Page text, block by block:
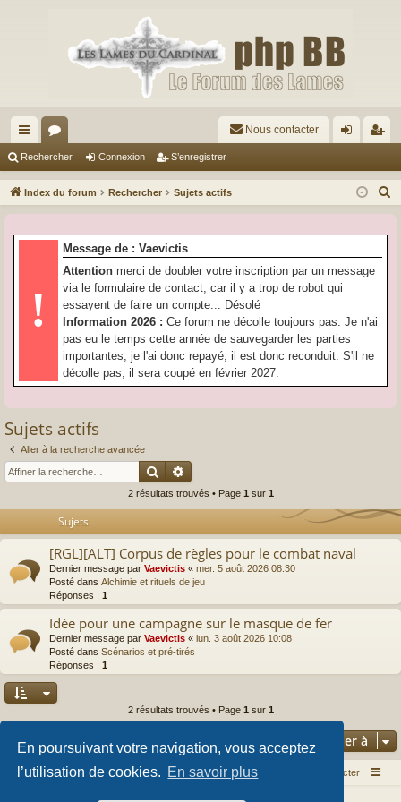
En poursuivant votre navigation, vous acceptez
l’utilisation de cookies. En savoir plus
cc
ès
pi
or
u
s
Nous contacter
ne
on
nr
ist
Rechercher Connexion S’enregistrer
Index du forum Rechercher Sujets actifs
!
Message de : Vaevictis
Attention merci de doubler votre inscription par un message
via le formulaire de contact, car il y a trop de robot qui
essayent de faire un compte... Désolé
Information 2026 : Ce forum ne décolle toujours pas. Je n'ai
pas eu le temps cette année de sauvegarder les parties
importantes, je l'ai donc repayé, il est donc reconduit. S'il ne
décolle pas, il sera coupé en février 2027.
Sujets actifs
Aller à la recherche avancée
Rechercher
Recherche avancée
2 résultats trouvés • Page 1 sur 1
Sujets
[RGL][ALT] Corpus de règles pour le combat naval
Dernier message par Vaevictis « mer. 5 août 2026 08:30
Posté dans Alchimie et rituels de jeu
Réponses : 1
Idée pour une campagne sur le masque de fer
Dernier message par Vaevictis « lun. 3 août 2026 10:08
Posté dans Scénarios et pré-tirés
Réponses : 1
2 résultats trouvés • Page 1 sur 1
Aller à
Index du forum Nous contacter